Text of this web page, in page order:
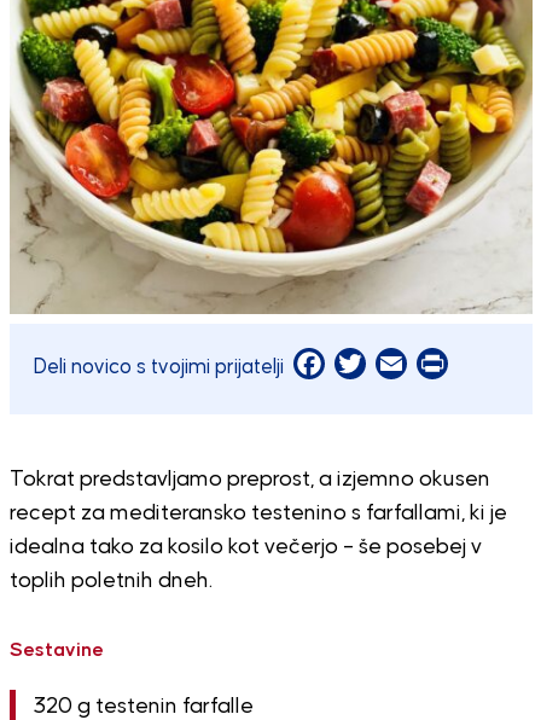
Deli novico s tvojimi prijatelji Facebook
Twitter
EmailPrint
Tokrat predstavljamo preprost, a izjemno okusen
recept za mediteransko testenino s farfallami, ki je
idealna tako za kosilo kot večerjo – še posebej v
toplih poletnih dneh.
Sestavine
320 g testenin farfalle